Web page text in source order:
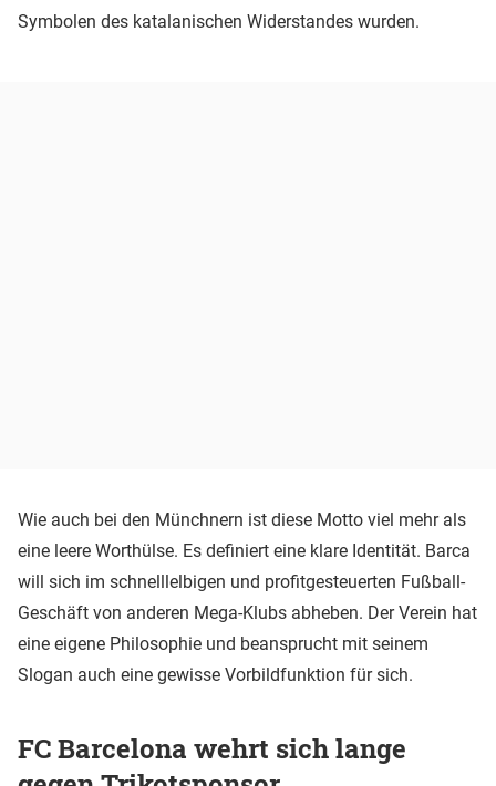
Symbolen des katalanischen Widerstandes wurden.
Wie auch bei den Münchnern ist diese Motto viel mehr als
eine leere Worthülse. Es definiert eine klare Identität. Barca
will sich im schnelllelbigen und profitgesteuerten Fußball-
Geschäft von anderen Mega-Klubs abheben. Der Verein hat
eine eigene Philosophie und beansprucht mit seinem
Slogan auch eine gewisse Vorbildfunktion für sich.
FC Barcelona wehrt sich lange